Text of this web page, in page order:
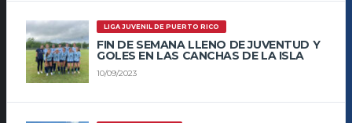
LIGA JUVENIL DE PUERTO RICO
FIN DE SEMANA LLENO DE JUVENTUD Y
GOLES EN LAS CANCHAS DE LA ISLA
10/09/2023